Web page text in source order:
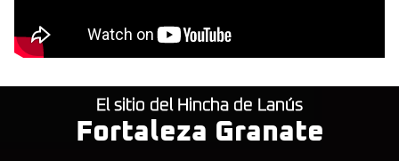
El sitio del Hincha de Lanús
Fortaleza Granate